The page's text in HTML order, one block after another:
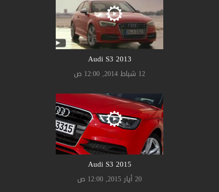
Audi S3 2013
12 شباط 2014, 12:00 ص
Audi S3 2015
20 أيار 2015, 12:00 ص